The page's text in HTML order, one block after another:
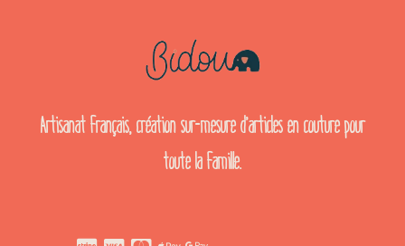
Artisanat français, création sur-mesure d’articles en couture pour
toute la famille.